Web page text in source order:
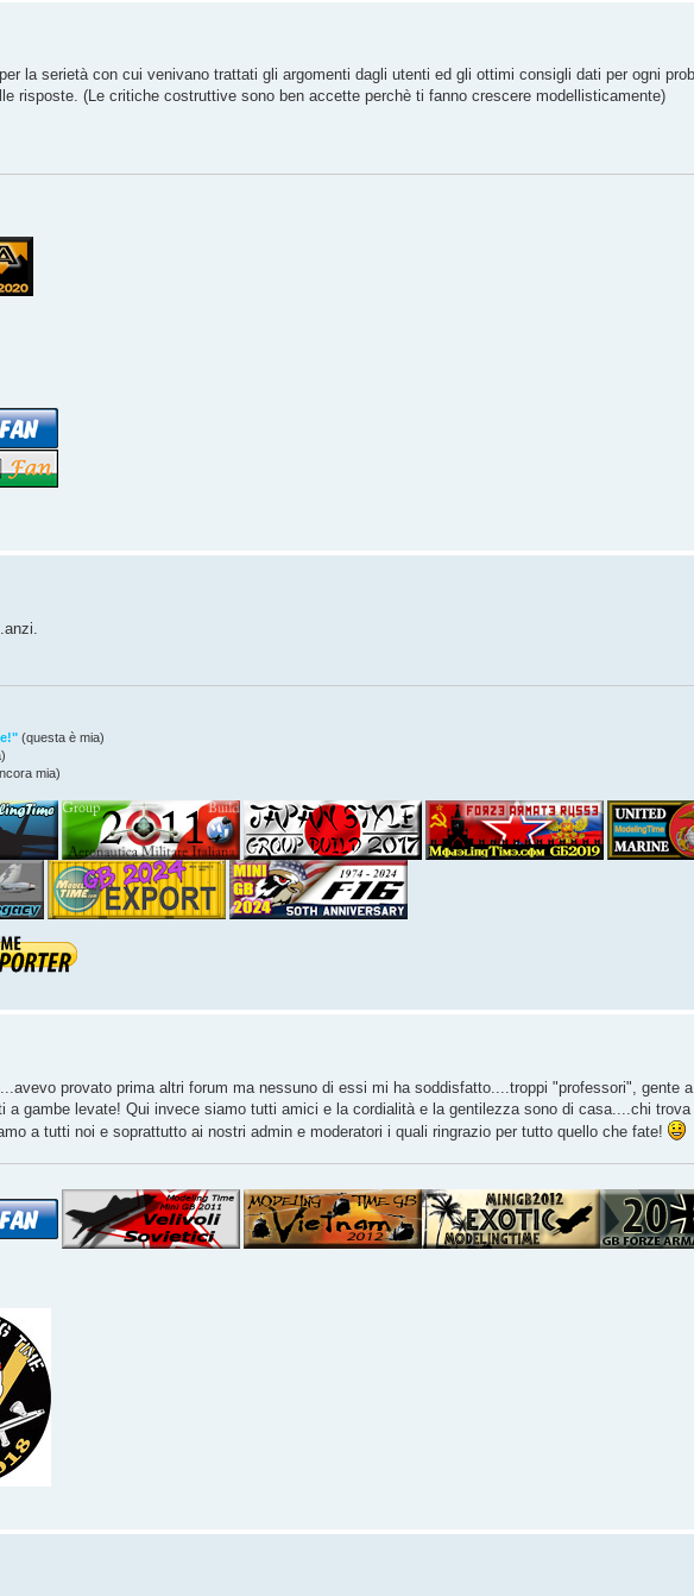
la serietà con cui venivano trattati gli argomenti dagli utenti ed gli ottimi consigli dati per ogni
risposte. (Le critiche costruttive sono ben accette perchè ti fanno crescere modellisticamente)
(questa è mia)
mia)
provato prima altri forum ma nessuno di essi mi ha soddisfatto....troppi "professori", gente
a gambe levate! Qui invece siamo tutti amici e la cordialità e la gentilezza sono di casa....chi
a tutti noi e soprattutto ai nostri admin e moderatori i quali ringrazio per tutto quello che fate!